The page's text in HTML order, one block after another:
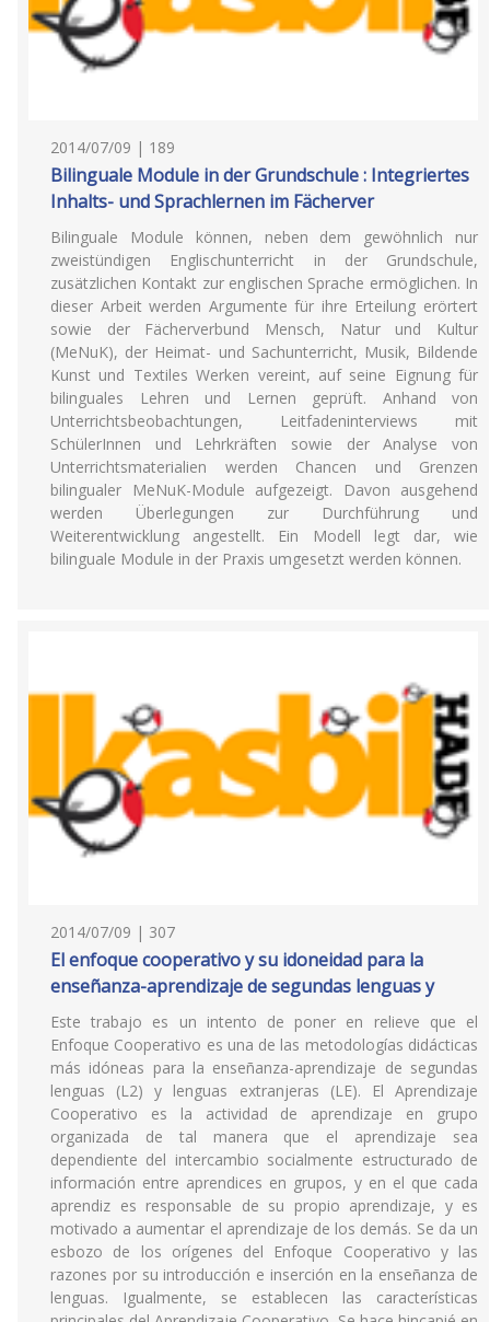
2014/07/09 | 189
Bilinguale Module in der Grundschule : Integriertes
Inhalts- und Sprachlernen im Fächerver
Bilinguale Module können, neben dem gewöhnlich nur
zweistündigen Englischunterricht in der Grundschule,
zusätzlichen Kontakt zur englischen Sprache ermöglichen. In
dieser Arbeit werden Argumente für ihre Erteilung erörtert
sowie der Fächerverbund Mensch, Natur und Kultur
(MeNuK), der Heimat- und Sachunterricht, Musik, Bildende
Kunst und Textiles Werken vereint, auf seine Eignung für
bilinguales Lehren und Lernen geprüft. Anhand von
Unterrichtsbeobachtungen, Leitfadeninterviews mit
SchülerInnen und Lehrkräften sowie der Analyse von
Unterrichtsmaterialien werden Chancen und Grenzen
bilingualer MeNuK-Module aufgezeigt. Davon ausgehend
werden Überlegungen zur Durchführung und
Weiterentwicklung angestellt. Ein Modell legt dar, wie
bilinguale Module in der Praxis umgesetzt werden können.
2014/07/09 | 307
El enfoque cooperativo y su idoneidad para la
enseñanza-aprendizaje de segundas lenguas y
Este trabajo es un intento de poner en relieve que el
Enfoque Cooperativo es una de las metodologías didácticas
más idóneas para la enseñanza-aprendizaje de segundas
lenguas (L2) y lenguas extranjeras (LE). El Aprendizaje
Cooperativo es la actividad de aprendizaje en grupo
organizada de tal manera que el aprendizaje sea
dependiente del intercambio socialmente estructurado de
información entre aprendices en grupos, y en el que cada
aprendiz es responsable de su propio aprendizaje, y es
motivado a aumentar el aprendizaje de los demás. Se da un
esbozo de los orígenes del Enfoque Cooperativo y las
razones por su introducción e inserción en la enseñanza de
lenguas. Igualmente, se establecen las características